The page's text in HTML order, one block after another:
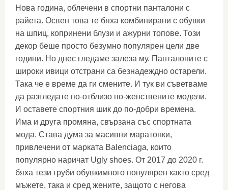
Нова година, облечени в спортни панталони с
райета. Освен това те бяха комбинирани с обувки
на шпиц, копринени блузи и ажурни топове. Този
декор беше просто безумно популярен цели две
години. Но днес гледаме залеза му. Панталоните с
широки ивици отстрани са безнадеждно остарели.
Така че е време да ги смените. И тук ви съветваме
да разгледате по-отблизо по-женствените модели.
И оставете спортния шик до по-добри времена.
Има и друга промяна, свързана със спортната
мода. Става дума за масивни маратонки,
привлечени от марката Balenciaga, които
популярно наричат ​​Ugly shoes. От 2017 до 2020 г.
бяха тези груби обувкимного популярен както сред
мъжете, така и сред жените, защото с негова